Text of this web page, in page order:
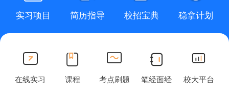
实习项目 简历指导 校招宝典 稳拿计划
在线实习 课程 考点刷题 笔经面经 校大平台